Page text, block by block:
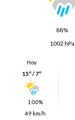
88%
1002 hPa
Hoy
15º / 7º
100%
49 km/h